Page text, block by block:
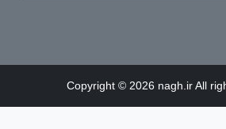
Copyright © 2026 nagh.ir All